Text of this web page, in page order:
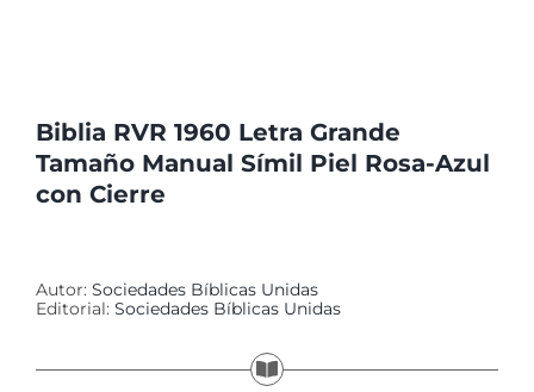
Biblia RVR 1960 Letra Grande
Tamaño Manual Símil Piel Rosa-Azul
con Cierre
Autor: Sociedades Bíblicas Unidas
Editorial: Sociedades Bíblicas Unidas